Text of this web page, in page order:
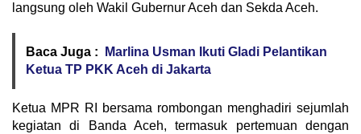
langsung oleh Wakil Gubernur Aceh dan Sekda Aceh.
Baca Juga :
Marlina Usman Ikuti Gladi Pelantikan
Ketua TP PKK Aceh di Jakarta
Ketua MPR RI bersama rombongan menghadiri sejumlah
kegiatan di Banda Aceh, termasuk pertemuan dengan